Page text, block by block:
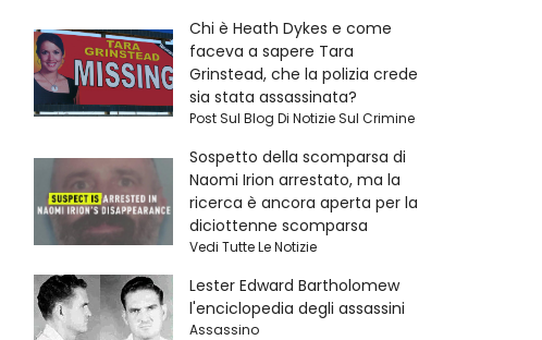
Chi è Heath Dykes e come
faceva a sapere Tara
Grinstead, che la polizia crede
sia stata assassinata?
Post Sul Blog Di Notizie Sul Crimine
Sospetto della scomparsa di
Naomi Irion arrestato, ma la
ricerca è ancora aperta per la
diciottenne scomparsa
Vedi Tutte Le Notizie
Lester Edward Bartholomew
l'enciclopedia degli assassini
Assassino